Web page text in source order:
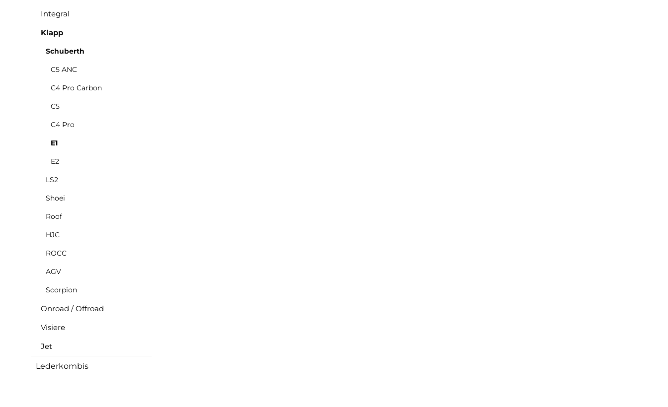
Integral
Klapp
Schuberth
C5 ANC
C4 Pro Carbon
C5
C4 Pro
E1
E2
LS2
Shoei
Roof
HJC
ROCC
AGV
Scorpion
Onroad / Offroad
Visiere
Jet
Lederkombis